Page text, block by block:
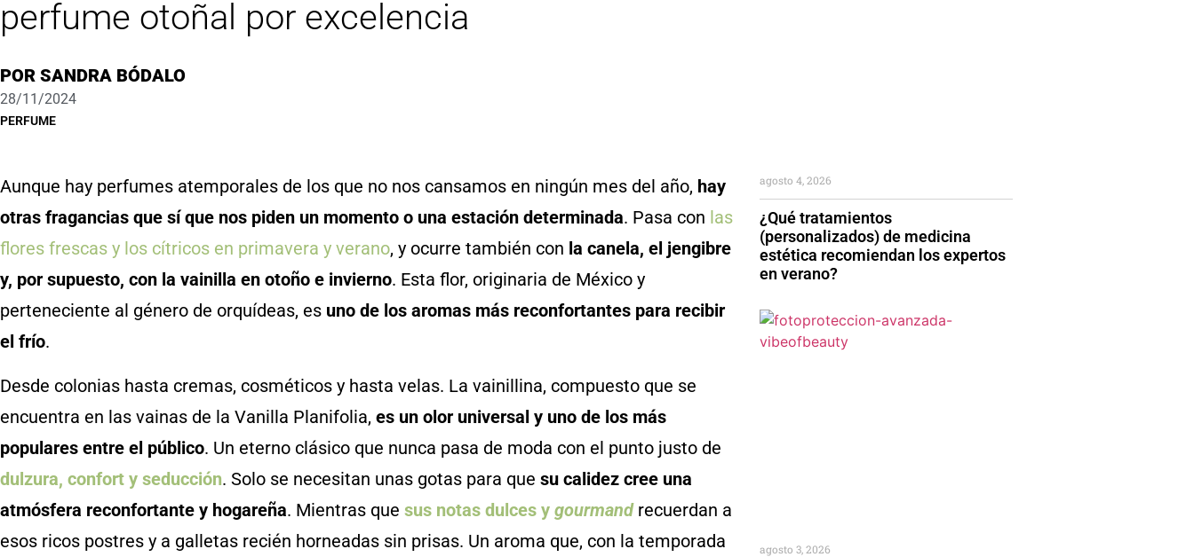
perfume otoñal por excelencia
POR SANDRA BÓDALO
28/11/2024
PERFUME
Aunque hay perfumes atemporales de los que no nos cansamos en ningún mes del año, hay
otras fragancias que sí que nos piden un momento o una estación determinada. Pasa con las
flores frescas y los cítricos en primavera y verano, y ocurre también con la canela, el jengibre
y, por supuesto, con la vainilla en otoño e invierno. Esta flor, originaria de México y
perteneciente al género de orquídeas, es uno de los aromas más reconfortantes para recibir
el frío.
Desde colonias hasta cremas, cosméticos y hasta velas. La vainillina, compuesto que se
encuentra en las vainas de la Vanilla Planifolia, es un olor universal y uno de los más
populares entre el público. Un eterno clásico que nunca pasa de moda con el punto justo de
dulzura, confort y seducción. Solo se necesitan unas gotas para que su calidez cree una
atmósfera reconfortante y hogareña. Mientras que sus notas dulces y gourmandrecuerdan a
esos ricos postres y a galletas recién horneadas sin prisas. Un aroma que, con la temporada
¿Qué tratamientos
(personalizados) de medicina
estética recomiendan los expertos
en verano?
agosto 4, 2026
agosto 3, 2026